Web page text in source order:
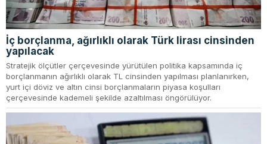
İç borçlanma, ağırlıklı olarak Türk lirası cinsinden
yapılacak
Stratejik ölçütler çerçevesinde yürütülen politika kapsamında iç
borçlanmanın ağırlıklı olarak TL cinsinden yapılması planlanırken,
yurt içi döviz ve altın cinsi borçlanmaların piyasa koşulları
çerçevesinde kademeli şekilde azaltılması öngörülüyor.